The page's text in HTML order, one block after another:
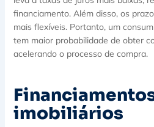
financiamento. Além disso, os
mais flexíveis. Portanto, um
tem maior probabilidade de obter
acelerando o processo de compra.
imobiliários